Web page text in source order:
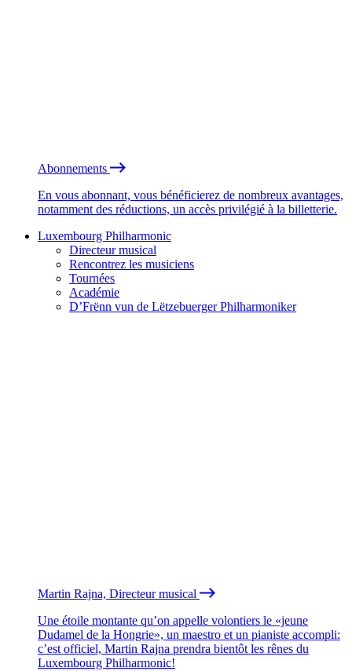
Abonnements
En vous abonnant, vous bénéficierez de nombreux avantages,
notamment des réductions, un accès privilégié à la billetterie.
Luxembourg Philharmonic
Directeur musical
Rencontrez les musiciens
Tournées
Académie
D’Frënn vun de Lëtzebuerger Philharmoniker
Martin Rajna, Directeur musical
Une étoile montante qu’on appelle volontiers le «jeune
Dudamel de la Hongrie», un maestro et un pianiste accompli:
c’est officiel, Martin Rajna prendra bientôt les rênes du
Luxembourg Philharmonic!